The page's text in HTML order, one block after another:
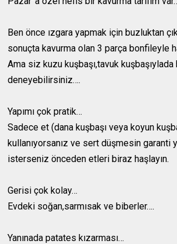
Ben önce ızgara yapmak için buzluktan
sonuçta kavurma olan 3 parça bonfileyle
Ama siz kuzu kuşbaşı,tavuk
deneyebilirsiniz….
Yapımı çok pratik…
Sadece et (dana kuşbaşı veya koyun
kullanıyorsanız ve sert düşmesin garanti
isterseniz önceden etleri biraz haşlayın.
Gerisi çok kolay…
Evdeki soğan,sarmısak ve biberler….
Yanınada patates kızarması…